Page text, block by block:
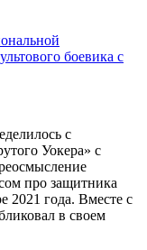
боевика с
с
Уокера» с
про защитника
2021 года. Вместе с
в своем